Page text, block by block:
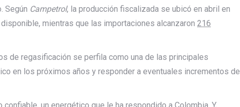
Según Campetrol, la producción fiscalizada se ubicó en abril en
mientras que las importaciones alcanzaron 216
de regasificación se perfila como una de las principales
en los próximos años y responder a eventuales incrementos de
un energético que le ha respondido a Colombia. Y,